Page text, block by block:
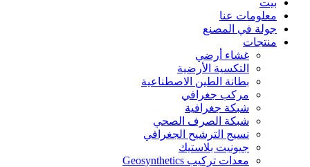
بيت
معلومات عنا
جولة في المصنع
منتجات
غشاء أرضي
التكسية الأرضية
بطانة الطين الاصطناعية
مركب جغرافي
شبكة جغرافية
شبكة الصرف الصحي
نسيج الترشيح الجغرافي
جيونيت بلاستيك
معدات تركيب Geosynthetics